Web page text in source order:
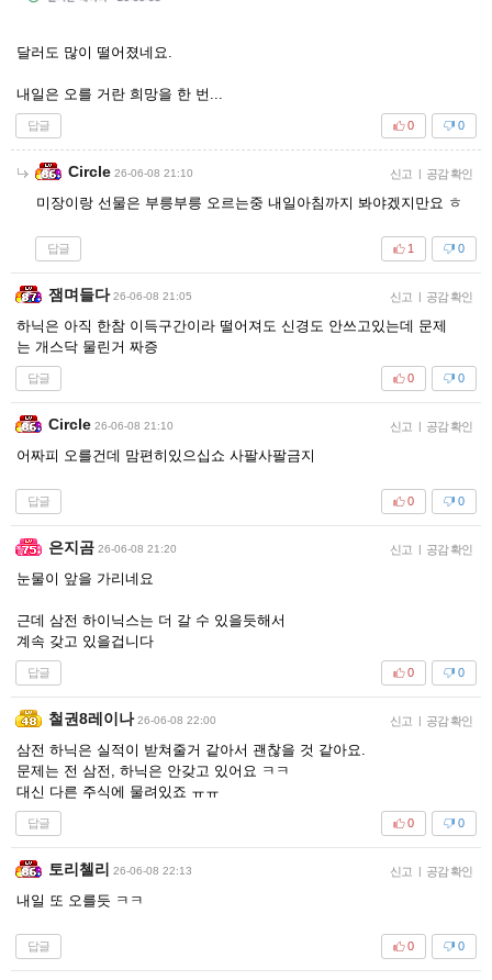
달러도 많이 떨어졌네요.
내일은 오를 거란 희망을 한 번...
답글 0
0
Circle 26-06-08 21:10 신고 | 공감 확인
미장이랑 선물은 부릉부릉 오르는중 내일아침까지 봐야겠지만요 ㅎ
답글 0
1
잼며들다 26-06-08 21:05 신고 | 공감 확인
하닉은 아직 한참 이득구간이라 떨어져도 신경도 안쓰고있는데 문제
는 개스닥 물린거 짜증
답글 0
0
Circle 26-06-08 21:10 신고 | 공감 확인
어짜피 오를건데 맘편히있으십쇼 사팔사팔금지
답글 0
0
은지곰 26-06-08 21:20 신고 | 공감 확인
눈물이 앞을 가리네요
근데 삼전 하이닉스는 더 갈 수 있을듯해서
계속 갖고 있을겁니다
답글 0
0
철권8레이나 26-06-08 22:00 신고 | 공감 확인
삼전 하닉은 실적이 받쳐줄거 같아서 괜찮을 것 같아요.
문제는 전 삼전, 하닉은 안갖고 있어요 ㅋㅋ
대신 다른 주식에 물려있죠 ㅠㅠ
답글 0
0
토리첼리 26-06-08 22:13 신고 | 공감 확인
내일 또 오를듯 ㅋㅋ
답글 0
0